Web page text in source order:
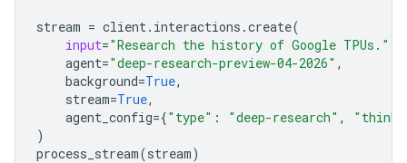
stream = client. interactions .create(
input="Research the history of Google TPUs."
agent="deep-research-preview-04-2026" ,
background=True,
stream=True,
agent_config={"type" : "deep-research" ,
)
process_stream(stream)